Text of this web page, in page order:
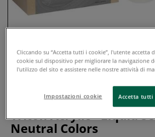
Triton Acrylic - Liquid
Neutral Colors
Cliccando su “Accetta tutti i cookie”, l'utente accetta
cookie sul dispositivo per migliorare la navigazione
l'utilizzo del sito e assistere nelle nostre attività di
Impostazioni cookie Accetta tutti